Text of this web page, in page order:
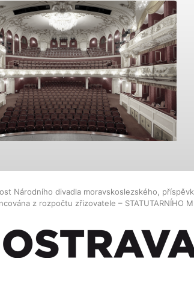
Národního divadla moravskoslezského,
z rozpočtu zřizovatele – STATUTARNÍHO